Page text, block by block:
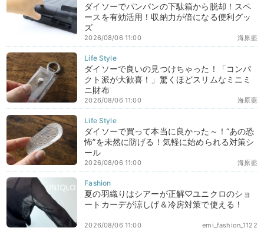
ダイソーでパンパンの下駄箱から脱却！スペ
ースを有効活用！収納力が倍になる便利グッ
ズ
海原藍
2026/08/06 11:00
ダイソーで良いの見つけちゃった！「コンパ
クト派が大歓喜！」驚くほどスリムなミニミ
ニ財布
海原藍
2026/08/06 11:00
ダイソーで買って本当に良かった～！“あの恐
怖”を未然に防げる！気軽に始められる対策シ
ール
海原藍
2026/08/06 11:00
夏の羽織りはシアーが正解♡ユニクロのショ
ートカーデが涼しげ＆冷房対策で使える！
emi_fashion_1122
2026/08/06 11:00